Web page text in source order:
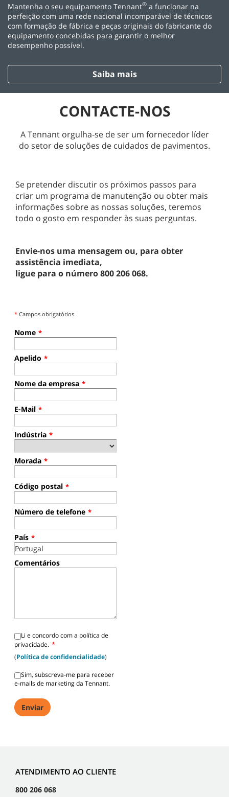
Mantenha o seu equipamento Tennant® a funcionar na
perfeição com uma rede nacional incomparável de técnicos
com formação de fábrica e peças originais do fabricante do
equipamento concebidas para garantir o melhor
desempenho possível.
Saiba mais
CONTACTE-NOS
A Tennant orgulha-se de ser um fornecedor líder
do setor de soluções de cuidados de pavimentos.
Se pretender discutir os próximos passos para
criar um programa de manutenção ou obter mais
informações sobre as nossas soluções, teremos
todo o gosto em responder às suas perguntas.
Envie-nos uma mensagem ou, para obter
assistência imediata,
ligue para o número 800 206 068.
* Campos obrigatórios
Nome *
Apelido *
Nome da empresa *
E-Mail *
Indústria *
Morada *
Código postal *
Número de telefone *
País *
Comentários
Li e concordo com a política de
privacidade. *
(Política de confidencialidade)
Sim, subscreva-me para receber
e-mails de marketing da Tennant.
ATENDIMENTO AO CLIENTE
800 206 068